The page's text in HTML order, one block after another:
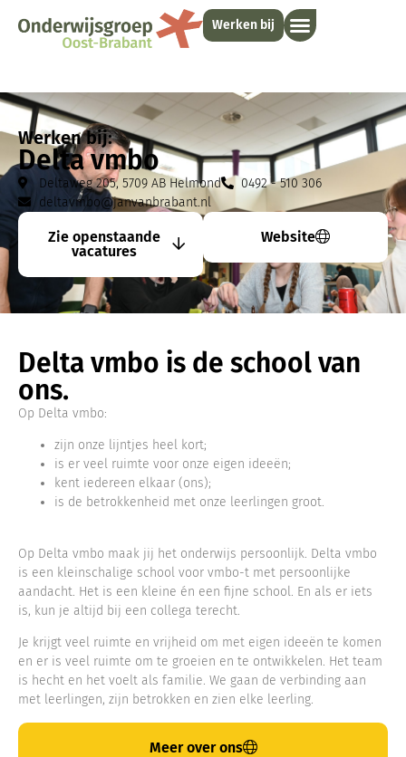
Werken bij
Werken bij:
Delta vmbo
Deltaweg 205, 5709 AB Helmond
0492 - 510 306
deltavmbo@janvanbrabant.nl
Zie openstaande
vacatures
Website
Delta vmbo is de school van
ons.
Op Delta vmbo:
zijn onze lijntjes heel kort;
is er veel ruimte voor onze eigen ideeën;
kent iedereen elkaar (ons);
is de betrokkenheid met onze leerlingen groot.
Op Delta vmbo maak jij het onderwijs persoonlijk. Delta vmbo
is een kleinschalige school voor vmbo-t met persoonlijke
aandacht. Het is een kleine én een fijne school. En als er iets
is, kun je altijd bij een collega terecht.
Je krijgt veel ruimte en vrijheid om met eigen ideeën te komen
en er is veel ruimte om te groeien en te ontwikkelen. Het team
is hecht en het voelt als familie. We gaan de verbinding aan
met leerlingen, zijn betrokken en zien elke leerling.
Meer over ons